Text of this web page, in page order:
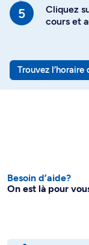
Cliquez
cours et
Trouvez l’horaire
Besoin d’aide?
On est là pour